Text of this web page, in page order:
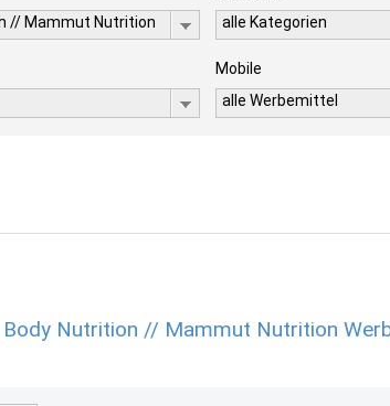
// Mammut Nutrition
alle Kategorien
Mobile
alle Werbemittel
Body Nutrition // Mammut Nutrition